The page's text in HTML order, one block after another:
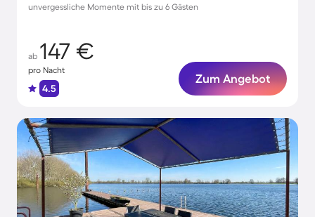
unvergessliche Momente mit bis zu 6 Gästen
ab 147 €
pro Nacht
4.5
Zum Angebot